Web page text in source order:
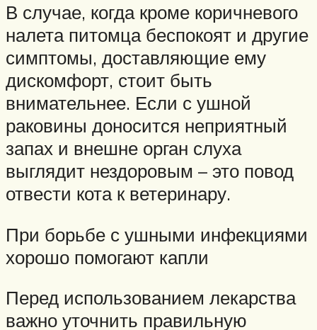
В случае, когда кроме коричневого
налета питомца беспокоят и другие
симптомы, доставляющие ему
дискомфорт, стоит быть
внимательнее. Если с ушной
раковины доносится неприятный
запах и внешне орган слуха
выглядит нездоровым – это повод
отвести кота к ветеринару.
При борьбе с ушными инфекциями
хорошо помогают капли
Перед использованием лекарства
важно уточнить правильную